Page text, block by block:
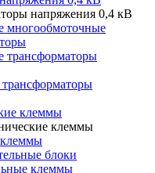
напряжения 0,4 кВ
многообмоточные
трансформаторы
клеммы
клеммы
блоки
клеммы